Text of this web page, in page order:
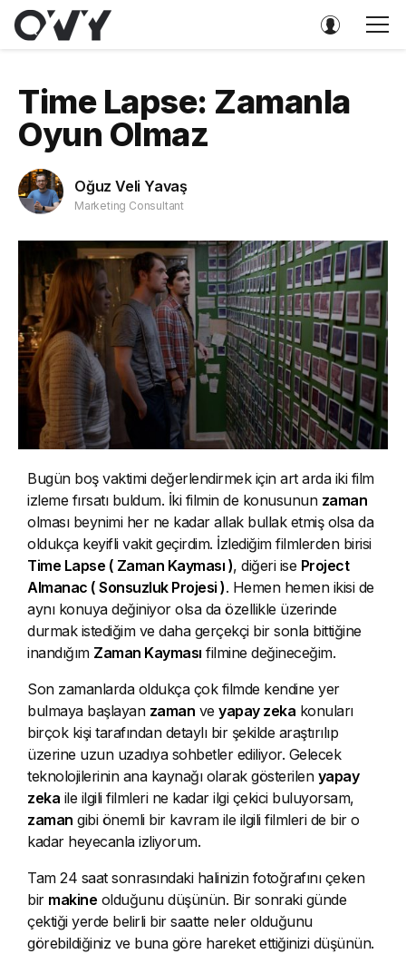
Time Lapse: Zamanla
Oyun Olmaz
Oğuz Veli Yavaş
Marketing Consultant
Bugün boş vaktimi değerlendirmek için art arda iki film
izleme fırsatı buldum. İki filmin de konusunun zaman
olması beynimi her ne kadar allak bullak etmiş olsa da
oldukça keyifli vakit geçirdim. İzlediğim filmlerden birisi
Time Lapse ( Zaman Kayması ), diğeri ise Project
Almanac ( Sonsuzluk Projesi ). Hemen hemen ikisi de
aynı konuya değiniyor olsa da özellikle üzerinde
durmak istediğim ve daha gerçekçi bir sonla bittiğine
inandığım Zaman Kayması filmine değineceğim.
Son zamanlarda oldukça çok filmde kendine yer
bulmaya başlayan zaman ve yapay zeka konuları
birçok kişi tarafından detaylı bir şekilde araştırılıp
üzerine uzun uzadıya sohbetler ediliyor. Gelecek
teknolojilerinin ana kaynağı olarak gösterilen yapay
zeka ile ilgili filmleri ne kadar ilgi çekici buluyorsam,
zaman gibi önemli bir kavram ile ilgili filmleri de bir o
kadar heyecanla izliyorum.
Tam 24 saat sonrasındaki halinizin fotoğrafını çeken
bir makine olduğunu düşünün. Bir sonraki günde
çektiği yerde belirli bir saatte neler olduğunu
görebildiğiniz ve buna göre hareket ettiğinizi düşünün.